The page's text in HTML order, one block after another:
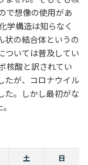
で想像の使用があ
学構造は知らなく
状の結合体というの
ついては普及してい
核酸と訳されてい
たが、コロナウイル
た。しかし最初がな
土 日